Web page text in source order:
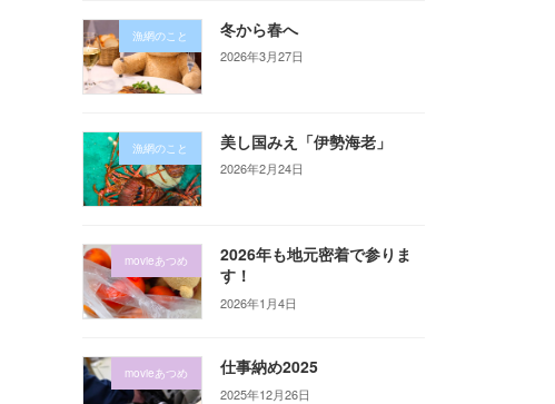
漁網のこと 冬から春へ
2026年3月27日
漁網のこと 美し国みえ「伊勢海老」
2026年2月24日
movieあつめ
2026年も地元密着で参りま
す！
2026年1月4日
movieあつめ 仕事納め2025
2025年12月26日